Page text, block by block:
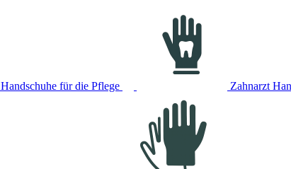
Handschuhe für die Pflege Zahnarzt